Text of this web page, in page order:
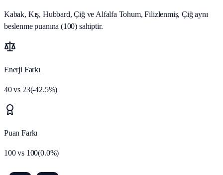
Kabak, Kış, Hubbard, Çiğ ve Alfalfa Tohum, Filizlenmiş, Çiğ aynı
beslenme puanına (100) sahiptir.
Enerji Farkı
40vs 23(-42.5%)
Puan Farkı
100vs 100(0.0%)